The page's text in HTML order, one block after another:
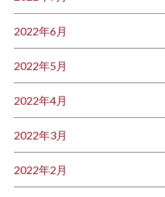
2022年6月
2022年5月
2022年4月
2022年3月
2022年2月